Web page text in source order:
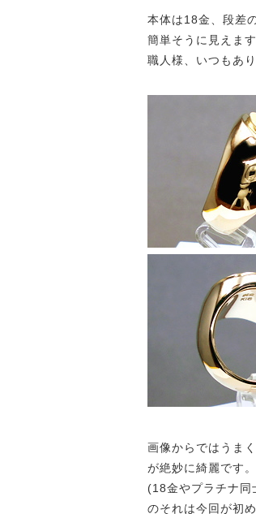
本体は18金、段差
簡単そうに見えま
職人様、いつもあ
画像からではうま
が絶妙に綺麗です。
(18金やプラチナ同
のそれは今回が初